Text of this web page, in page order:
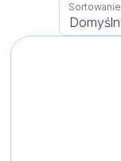
Sortowanie